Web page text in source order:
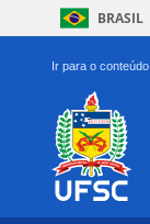
BRASIL
Ir para o conteúdo